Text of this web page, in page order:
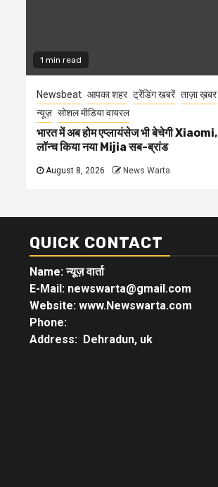
1 min read
Newsbeat आपका शहर ट्रेंडिंग खबरें ताज़ा ख़बर
न्यूज़ सोशल मीडिया वायरल
भारत में अब होम एप्लायंसेज भी बेचेगी Xiaomi,
लॉन्च किया नया Mijia सब-ब्रांड
August 8, 2026 News Warta
QUICK CONTACT
Name: न्यूज़ वार्ता
E-Mail: newswarta@gmail.com
Website: www.Newswarta.com
Phone:
Address: Dehradun, uk